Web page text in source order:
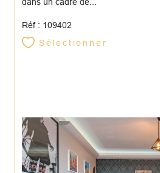
Réf : 109402
Sélectionner